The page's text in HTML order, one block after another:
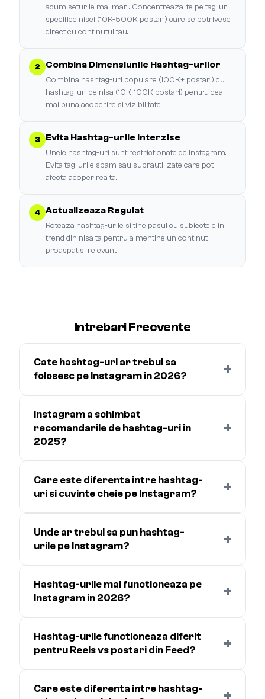
acum seturile mai mari. Concentreaza-te pe tag-uri
specifice nisei (10K-500K postari) care se potrivesc
direct cu continutul tau.
2 Combina Dimensiunile Hashtag-urilor
Combina hashtag-uri populare (100K+ postari) cu
hashtag-uri de nisa (10K-100K postari) pentru cea
mai buna acoperire si vizibilitate.
3 Evita Hashtag-urile Interzise
Unele hashtag-uri sunt restrictionate de Instagram.
Evita tag-urile spam sau suprautilizate care pot
afecta acoperirea ta.
4 Actualizeaza Regulat
Roteaza hashtag-urile si tine pasul cu subiectele in
trend din nisa ta pentru a mentine un continut
proaspat si relevant.
Intrebari Frecvente
Cate hashtag-uri ar trebui sa
folosesc pe Instagram in 2026?
+
Instagram a schimbat
recomandarile de hashtag-uri in
2025?
+
Care este diferenta intre hashtag-
uri si cuvinte cheie pe Instagram?
+
Unde ar trebui sa pun hashtag-
urile pe Instagram?
+
Hashtag-urile mai functioneaza pe
Instagram in 2026?
+
Hashtag-urile functioneaza diferit
pentru Reels vs postari din Feed?
+
Care este diferenta intre hashtag-
+